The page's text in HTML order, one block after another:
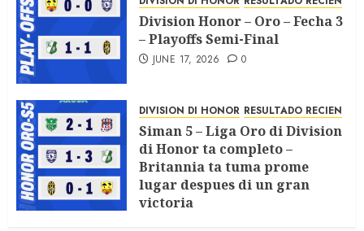
Division Honor – Oro – Fecha 3
– Playoffs Semi-Final
JUNE 17, 2026 0
DIVISION DI HONOR RESULTADO RECIEN
Siman 5 – Liga Oro di Division
di Honor ta completo –
Britannia ta tuma prome
lugar despues di un gran
victoria